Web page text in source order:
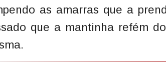
as amarras que a
que a mantinha refém